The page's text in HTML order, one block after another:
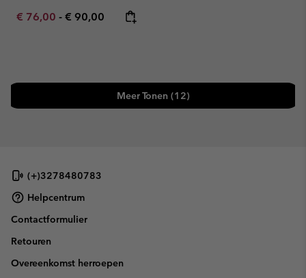
Minimum sale price:
€ 76,00 - Maximum price:
€ 90,00
Meer Tonen (12)
(+)3278480783
Helpcentrum
Contactformulier
Retouren
Overeenkomst herroepen